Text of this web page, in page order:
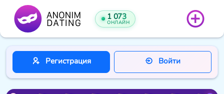
1 073
ОНЛАЙН
Регистрация Войти